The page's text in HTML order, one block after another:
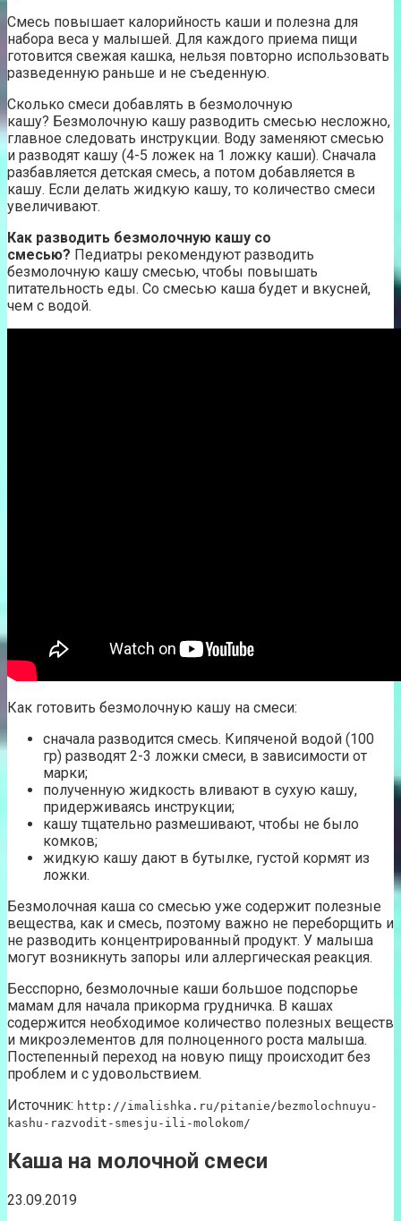
Смесь повышает калорийность каши и полезна для
набора веса у малышей. Для каждого приема пищи
готовится свежая кашка, нельзя повторно использовать
разведенную раньше и не съеденную.
Сколько смеси добавлять в безмолочную
кашу? Безмолочную кашу разводить смесью несложно,
главное следовать инструкции. Воду заменяют смесью
и разводят кашу (4-5 ложек на 1 ложку каши). Сначала
разбавляется детская смесь, а потом добавляется в
кашу. Если делать жидкую кашу, то количество смеси
увеличивают.
Как разводить безмолочную кашу со
смесью? Педиатры рекомендуют разводить
безмолочную кашу смесью, чтобы повышать
питательность еды. Со смесью каша будет и вкусней,
чем с водой.
Как готовить безмолочную кашу на смеси:
сначала разводится смесь. Кипяченой водой (100
гр) разводят 2-3 ложки смеси, в зависимости от
марки;
полученную жидкость вливают в сухую кашу,
придерживаясь инструкции;
кашу тщательно размешивают, чтобы не было
комков;
жидкую кашу дают в бутылке, густой кормят из
ложки.
Безмолочная каша со смесью уже содержит полезные
вещества, как и смесь, поэтому важно не переборщить и
не разводить концентрированный продукт. У малыша
могут возникнуть запоры или аллергическая реакция.
Бесспорно, безмолочные каши большое подспорье
мамам для начала прикорма грудничка. В кашах
содержится необходимое количество полезных веществ
и микроэлементов для полноценного роста малыша.
Постепенный переход на новую пищу происходит без
проблем и с удовольствием.
Источник: http://imalishka.ru/pitanie/bezmolochnuyu-
kashu-razvodit-smesju-ili-molokom/
Каша на молочной смеси
23.09.2019